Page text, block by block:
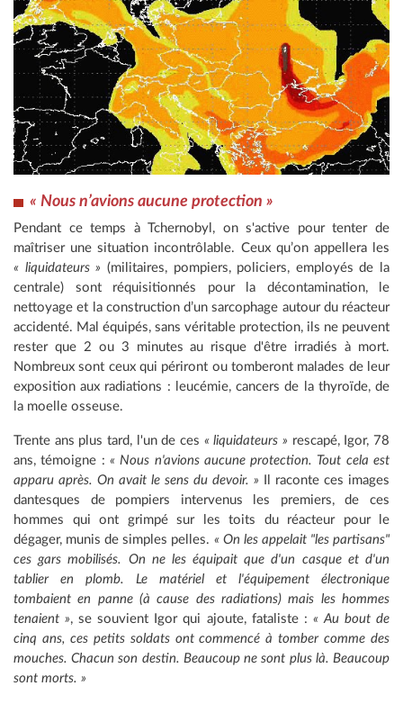
« Nous n’avions aucune protection »
Pendant ce temps à Tchernobyl, on s'active pour tenter de
maîtriser une situation incontrôlable. Ceux qu’on appellera les
« liquidateurs » (militaires, pompiers, policiers, employés de la
centrale) sont réquisitionnés pour la décontamination, le
nettoyage et la construction d’un sarcophage autour du réacteur
accidenté. Mal équipés, sans véritable protection, ils ne peuvent
rester que 2 ou 3 minutes au risque d'être irradiés à mort.
Nombreux sont ceux qui périront ou tomberont malades de leur
exposition aux radiations : leucémie, cancers de la thyroïde, de
la moelle osseuse.
Trente ans plus tard, l'un de ces « liquidateurs » rescapé, Igor, 78
ans, témoigne : « Nous n'avions aucune protection. Tout cela est
apparu après. On avait le sens du devoir. » Il raconte ces images
dantesques de pompiers intervenus les premiers, de ces
hommes qui ont grimpé sur les toits du réacteur pour le
dégager, munis de simples pelles. « On les appelait "les partisans"
ces gars mobilisés. On ne les équipait que d'un casque et d'un
tablier en plomb. Le matériel et l'équipement électronique
tombaient en panne (à cause des radiations) mais les hommes
tenaient », se souvient Igor qui ajoute, fataliste : « Au bout de
cinq ans, ces petits soldats ont commencé à tomber comme des
mouches. Chacun son destin. Beaucoup ne sont plus là. Beaucoup
sont morts. »